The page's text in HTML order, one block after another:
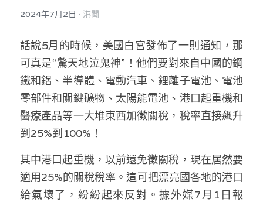
記錄．宏福苑火災
娛樂
反華推手你要知
反華推手懶人包
民主派騙案十式
反華推手起底
美西霸凌內幕
美西極權主義
KOL 專欄
林淑芳專欄
屈穎妍專欄
朱庭萱專欄
莫綺琪專欄
絕密法庭檔案
醫院口岸爆炸案
屠龍小隊案
黎智英案審訊
生活
吃喝玩指南
休閒好介紹
關於我們
人才招聘
搜索
2024年7月2日 · 港聞
話說5月的時候，美國白宮發佈了一則通知，那
可真是“驚天地泣鬼神”！他們要對來自中國的鋼
鐵和鋁、半導體、電動汽車、鋰離子電池、電池
零部件和關鍵礦物、太陽能電池、港口起重機和
醫療產品等一大堆東西加徵關稅，稅率直接飆升
到25%到100%！
其中港口起重機，以前還免徵關稅，現在居然要
適用25%的關稅稅率。這可把漂亮國各地的港口
給氣壞了，紛紛起來反對。據外媒7月1日報